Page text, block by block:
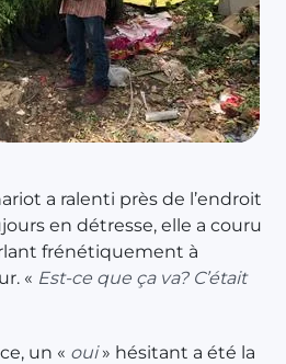
a ralenti près de l’endroit
en détresse, elle a couru
frénétiquement à
« Est-ce que ça va? C’était
un « oui» hésitant a été la